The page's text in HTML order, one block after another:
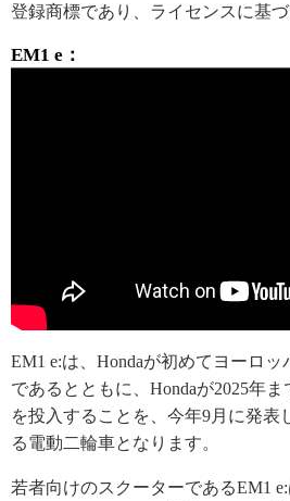
登録商標であり、ライセンスに基
EM1 e：
EM1 e:は、Hondaが初めてヨーロ
であるとともに、Hondaが2025年
を投入することを、今年9月に発表
る電動二輪車となります。
若者向けのスクーターであるEM1